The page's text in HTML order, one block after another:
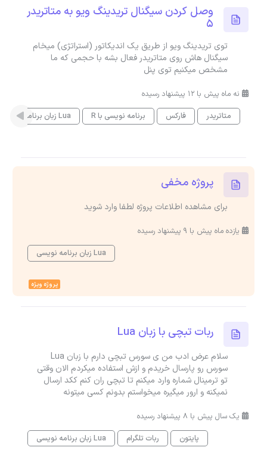
وصل کردن سیگنال تریدینگ ویو به متاتریدر
۵
توی تریدینگ ویو از طریق یک اندیکاتور (استراتژی) میخام
سیگنال هاش روی متاتریدر فعال بشه با حجمی که ما
مشخص میکنیم توی پنل
نه ماه پیش با 12 پیشنهاد رسیده
متاتریدر
فارکس برنامه نویسی با R زبان برنامه نویسی Lua
پروژه مخفی
برای مشاهده اطلاعات پروژه لطفا وارد شوید
یازده ماه پیش با 9 پیشنهاد رسیده
زبان برنامه نویسی Lua
پروژه ویژه
ربات تبچی با زبان Lua
سلام عرض ادب من ی سورس تبچی دارم با زبان Lua
سورس رو پارسال خریدم و ازش استفاده میکردم الان وقتی
تو ترمینال شماره وارد میکنم تا تبچی ران کنم ککد ارسال
نمیکنه و ارور میگیره میخواستم بدونم کسی میتونه
یک سال پیش با 8 پیشنهاد رسیده
پایتون
ربات تلگرام زبان برنامه نویسی Lua